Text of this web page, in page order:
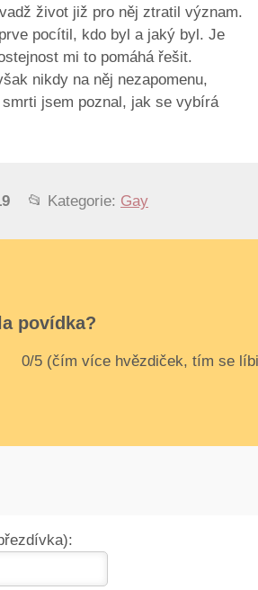
život již pro něj ztratil význam.
pocítil, kdo byl a jaký byl. Je
mi to pomáhá řešit.
nikdy na něj nezapomenu,
jsem poznal, jak se vybírá
📂 Kategorie: Gay
povídka?